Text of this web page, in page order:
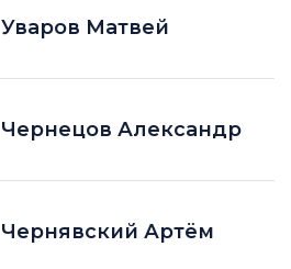
Уваров Матвей
Чернецов Александр
Чернявский Артём